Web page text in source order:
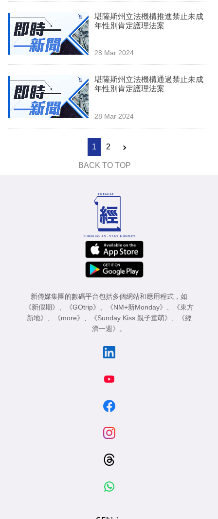
堪薩斯州立法機構推進禁止未成
年性別肯定護理法案
28 Mar 2024
堪薩斯州立法機構通過禁止未成
年性別肯定護理法案
28 Mar 2024
1 2
BACK TO TOP
新傳媒集團的數碼平台包括多個網站和應用程式，如
《新假期》 、 《GOtrip》 、 《NM+新Monday》 、
《東方
新地》 、 《more》 、 《Sunday Kiss 親子童萌》 、
《經
濟一週》 。